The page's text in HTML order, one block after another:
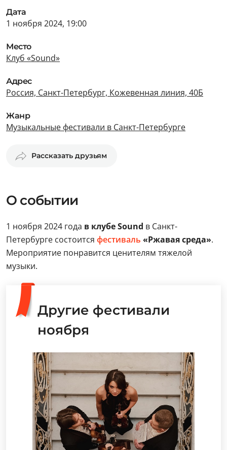
Дата
1 ноября 2024, 19:00
Место
Клуб «Sound»
Адрес
Россия, Санкт-Петербург, Кожевенная линия, 40Б
Жанр
Музыкальные фестивали в Санкт-Петербурге
Рассказать друзьям
О событии
1 ноября 2024 года в клубе Sound в Санкт-
Петербурге состоится фестиваль «Ржавая среда».
Мероприятие понравится ценителям тяжелой
музыки.
Другие фестивали
ноября